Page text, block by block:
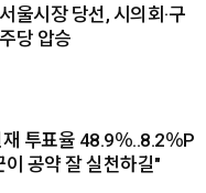
울시장 당선, 시의회·구
당 압승
투표율 48.9％..8.2％P
공약 잘 실천하길"